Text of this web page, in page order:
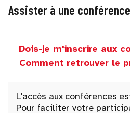
Assister à une conférence
Dois-je m'inscrire aux
Comment retrouver le
L'accès aux conférences
Pour faciliter votre